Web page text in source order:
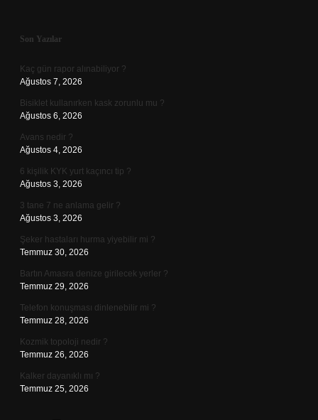
Sidebar
Son Yazılar
Kaç gün rapor alınabiliyor ?
Ağustos 7, 2026
Bisiklet kullanırken kask zorunlu mu ?
Ağustos 6, 2026
Avans nedir ?
Ağustos 4, 2026
6 kişilik KYK yurt kaçıncı tip ?
Ağustos 3, 2026
3 tane 7 ne anlama gelir ?
Ağustos 3, 2026
Şeker hastaları hurma yiyebilir mi ?
Temmuz 30, 2026
Bartın Amasra denize girilecek yerler ?
Temmuz 29, 2026
Telefon konuşması dinlenebilir mi ?
Temmuz 28, 2026
Kozmik topoloji nedir ?
Temmuz 26, 2026
Kalker dayanıklı mı ?
Temmuz 25, 2026